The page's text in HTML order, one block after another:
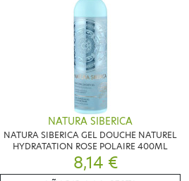
NATURA SIBERICA
NATURA SIBERICA GEL DOUCHE NATUREL
HYDRATATION ROSE POLAIRE 400ML
8,14 €